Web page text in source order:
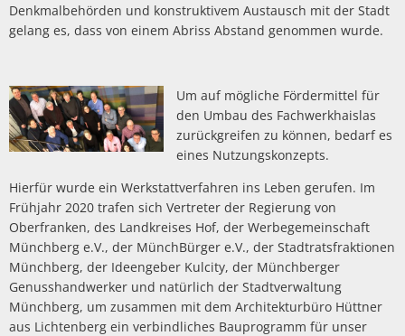
Denkmalbehörden und konstruktivem Austausch mit der Stadt
gelang es, dass von einem Abriss Abstand genommen wurde.
Um auf mögliche Fördermittel für
den Umbau des Fachwerkhaislas
zurückgreifen zu können, bedarf es
eines Nutzungskonzepts.
Hierfür wurde ein Werkstattverfahren ins Leben gerufen. Im
Frühjahr 2020 trafen sich Vertreter der Regierung von
Oberfranken, des Landkreises Hof, der Werbegemeinschaft
Münchberg e.V., der MünchBürger e.V., der Stadtratsfraktionen
Münchberg, der Ideengeber Kulcity, der Münchberger
Genusshandwerker und natürlich der Stadtverwaltung
Münchberg, um zusammen mit dem Architekturbüro Hüttner
aus Lichtenberg ein verbindliches Bauprogramm für unser